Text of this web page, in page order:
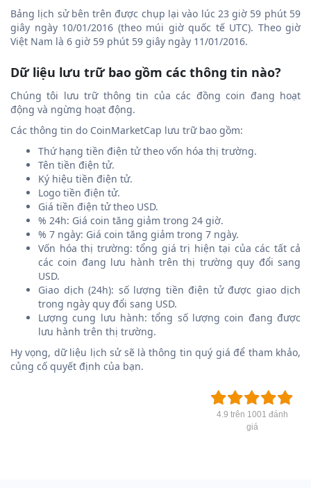
Bảng lịch sử bên trên được chụp lại vào lúc 23 giờ 59 phút 59
giây ngày 10/01/2016 (theo múi giờ quốc tế UTC). Theo giờ
Việt Nam là 6 giờ 59 phút 59 giây ngày 11/01/2016.
Dữ liệu lưu trữ bao gồm các thông tin nào?
Chúng tôi lưu trữ thông tin của các đồng coin đang hoạt
động và ngừng hoạt động.
Các thông tin do CoinMarketCap lưu trữ bao gồm:
Thứ hạng tiền điện tử theo vốn hóa thị trường.
Tên tiền điện tử.
Ký hiệu tiền điện tử.
Logo tiền điện tử.
Giá tiền điện tử theo USD.
% 24h: Giá coin tăng giảm trong 24 giờ.
% 7 ngày: Giá coin tăng giảm trong 7 ngày.
Vốn hóa thị trường: tổng giá trị hiện tại của các tất cả
các coin đang lưu hành trên thị trường quy đổi sang
USD.
Giao dịch (24h): số lượng tiền điện tử được giao dịch
trong ngày quy đổi sang USD.
Lượng cung lưu hành: tổng số lượng coin đang được
lưu hành trên thị trường.
Hy vọng, dữ liệu lịch sử sẽ là thông tin quý giá để tham khảo,
củng cố quyết định của bạn.
4.9 trên 1001 đánh
giá